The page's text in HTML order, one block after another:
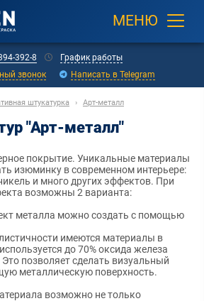
392-8
График работы
звонок
Написать в Telegram
МЕНЮ
штукатурка › Арт-металл
"Арт-металл"
покрытие. Уникальные материалы
изюминку в современном интерьере:
и много других эффектов. При
возможны 2 варианта:
металла можно создать с помощью
имеются материалы в
до 70% оксида железа
позволяет сделать визуальный
металлическую поверхность.
возможно не только